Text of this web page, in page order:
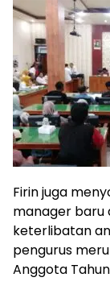
Firin juga
manager baru
keterlibatan
pengurus
Anggota